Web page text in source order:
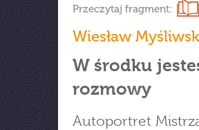
Przeczytaj fragment:
Wiesław
W środku
rozmowy
Autoportret